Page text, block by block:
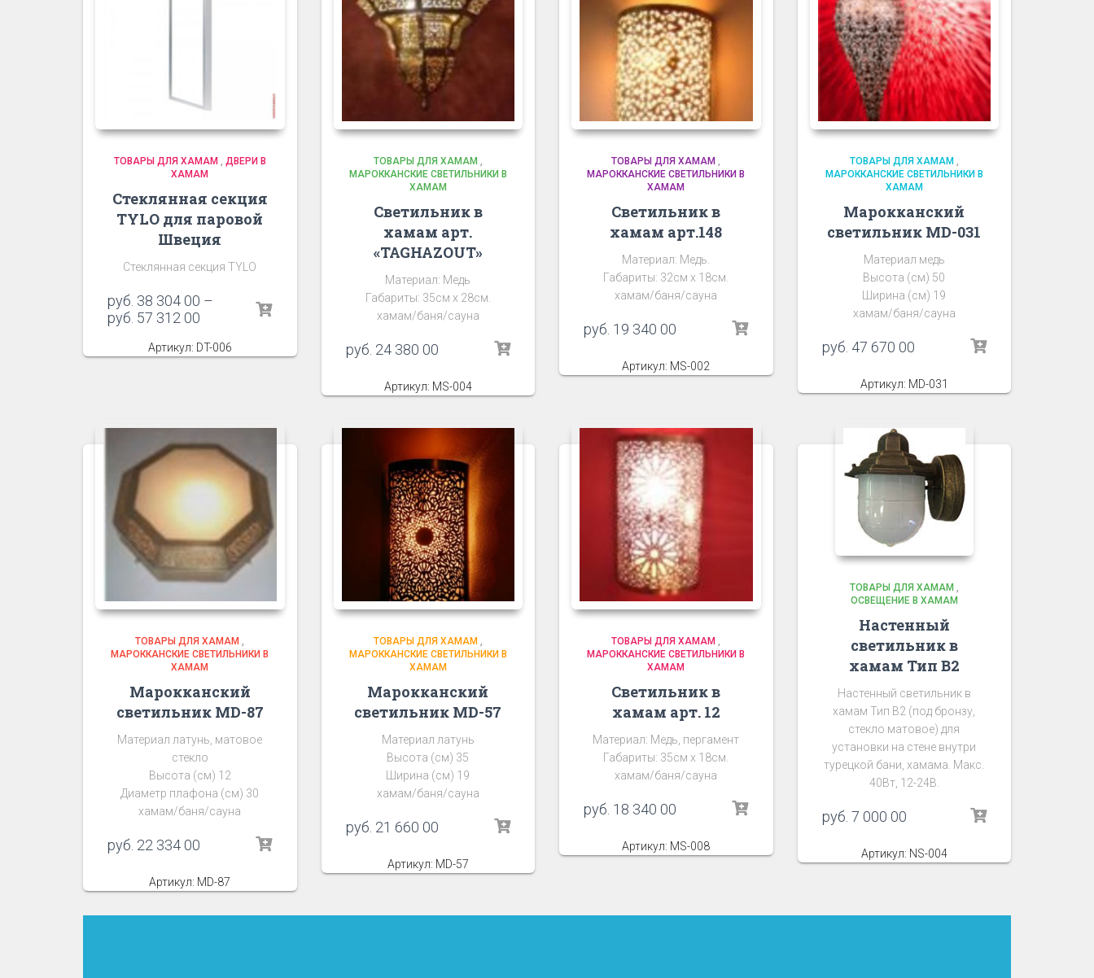
ТОВАРЫ ДЛЯ ХАМАМ , ДВЕРИ В
ХАМАМ
Стеклянная секция
TYLO для паровой
Швеция
Стеклянная секция TYLO
руб. 38 304 00 –
руб. 57 312 00
Артикул: DT-006
ТОВАРЫ ДЛЯ ХАМАМ ,
МАРОККАНСКИЕ СВЕТИЛЬНИКИ В
ХАМАМ
Светильник в
хамам арт.
«TAGHAZOUT»
Материал: Медь
Габариты: 35см х 28см.
хамам/баня/сауна
руб. 24 380 00
Артикул: MS-004
ТОВАРЫ ДЛЯ ХАМАМ ,
МАРОККАНСКИЕ СВЕТИЛЬНИКИ В
ХАМАМ
Светильник в
хамам арт.148
Материал: Медь.
Габариты: 32см х 18см.
хамам/баня/сауна
руб. 19 340 00
Артикул: MS-002
ТОВАРЫ ДЛЯ ХАМАМ ,
МАРОККАНСКИЕ СВЕТИЛЬНИКИ В
ХАМАМ
Марокканский
светильник MD-031
Материал медь
Высота (см) 50
Ширина (см) 19
хамам/баня/сауна
руб. 47 670 00
Артикул: MD-031
ТОВАРЫ ДЛЯ ХАМАМ
МАРОККАНСКИЕ СВЕТИЛЬНИКИ В
ХАМАМ
Марокканский
светильник MD-87
Материал латунь, матовое
стекло
Высота (см) 12
Диаметр плафона (см) 30
хамам/баня/сауна
руб. 22 334 00
Артикул: MD-87
ТОВАРЫ ДЛЯ ХАМАМ,
МАРОККАНСКИЕ СВЕТИЛЬНИКИ В
ХАМАМ
Марокканский
светильник MD-57
Материал латунь
Высота (см) 35
Ширина (см) 19
хамам/баня/сауна
руб. 21 660 00
Артикул: MD-57
ТОВАРЫ ДЛЯ ХАМАМ
МАРОККАНСКИЕ СВЕТИЛЬНИКИ В
ХАМАМ
Светильник в
хамам арт. 12
Материал: Медь, пергамент
Габариты: 35см х 18см.
хамам/баня/сауна
руб. 18 340 00
Артикул: MS-008
ТОВАРЫ ДЛЯ ХАМАМ ,
ОСВЕЩЕНИЕ В ХАМАМ
Настенный
светильник в
хамам Тип В2
Настенный светильник в
хамам Тип В2 (под бронзу,
стекло матовое) для
установки на стене внутри
турецкой бани, хамама. Макс.
40Вт, 12-24В.
руб. 7 000 00
Артикул: NS-004